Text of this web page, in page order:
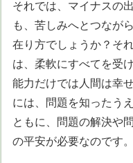
それでは、マイナスの
も、苦しみへとつなが
在り方でしょうか？そ
は、柔軟にすべてを受
能力だけでは人間は幸
には、問題を知ったう
ともに、問題の解決や
の平安が必要なのです。